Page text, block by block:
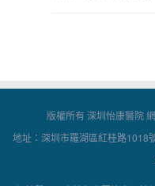
版權所有 深圳怡康醫院
地址：深圳市羅湖區紅桂路